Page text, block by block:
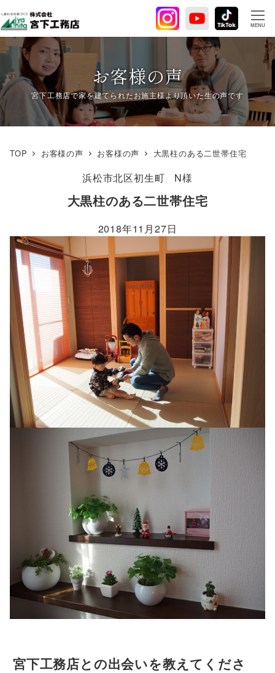
イ
ン
コ
テ
ン
ツ
へ
MENU
お客様の声
TOP お客様の声 お客様の声 大黒柱のある二世帯住宅
浜松市北区初生町 N様
大黒柱のある二世帯住宅
2018年11月27日
宮下工務店との出会いを教えてくださ